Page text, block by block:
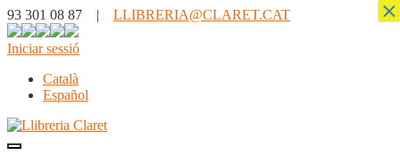
93 301 08 87 | LLIBRERIA@CLARET.CAT
Iniciar sessió
Català
Español
×